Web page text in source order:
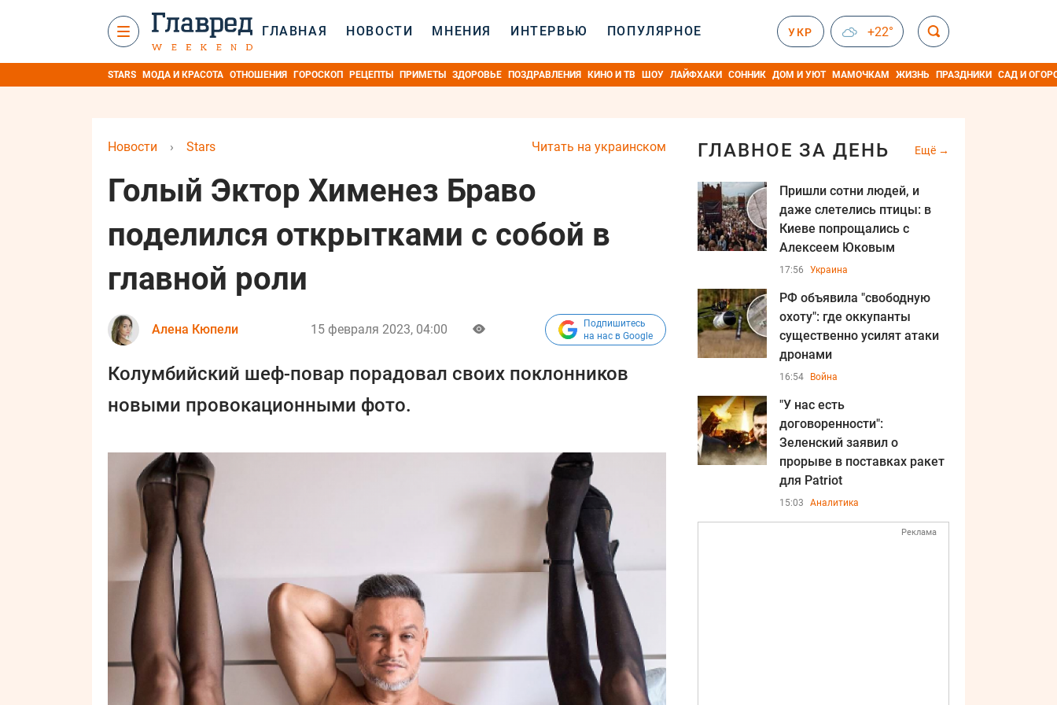
ГЛАВНАЯ НОВОСТИ МНЕНИЯ ИНТЕРВЬЮ ПОПУЛЯРНОЕ УКР +22°
STARS МОДА И КРАСОТА ОТНОШЕНИЯ ГОРОСКОП РЕЦЕПТЫ ПРИМЕТЫ ЗДОРОВЬЕ ПОЗДРАВЛЕНИЯ КИНО И ТВ ШОУ ЛАЙФХАКИ СОННИК ДОМ И УЮТ МАМОЧКАМ ЖИЗНЬ ПРАЗДНИКИ САД И
Читать на украинском
Новости › Stars
Голый Эктор Хименез Браво
поделился открытками с собой в
главной роли
Алена Кюпели 15 февраля 2023, 04:00
Подпишитесь
на нас в Google
Колумбийский шеф-повар порадовал своих поклонников
новыми провокационными фото.
ГЛАВНОЕ ЗА ДЕНЬ Ещё
Пришли сотни людей, и
даже слетелись птицы: в
Киеве попрощались с
Алексеем Юковым
17:56 Украина
РФ объявила "свободную
охоту": где оккупанты
существенно усилят атаки
дронами
16:54 Война
"У нас есть
договоренности":
Зеленский заявил о
прорыве в поставках ракет
для Patriot
15:03 Аналитика
Реклама